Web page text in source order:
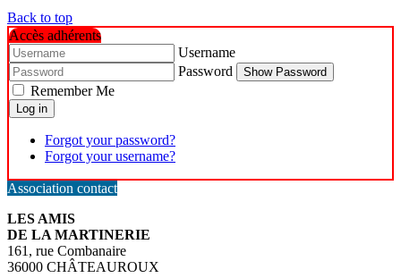
Back to top
Accès adhérents
Username
Password
Show Password
Remember Me
Log in
Forgot your password?
Forgot your username?
Association contact
LES AMIS
DE LA MARTINERIE
161, rue Combanaire
36000 CHÂTEAUROUX